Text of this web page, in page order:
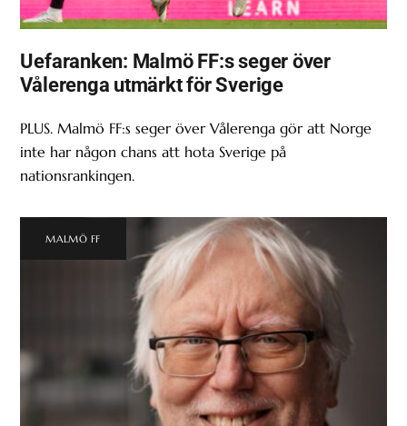
Uefaranken: Malmö FF:s seger över
Vålerenga utmärkt för Sverige
PLUS. Malmö FF:s seger över Vålerenga gör att Norge
inte har någon chans att hota Sverige på
nationsrankingen.
MALMÖ FF